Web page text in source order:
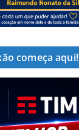
começa aqui!